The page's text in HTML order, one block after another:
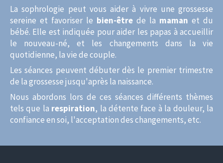
La sophrologie peut vous aider à vivre une grossesse
sereine et favoriser le bien-être de la maman et du
bébé. Elle est indiquée pour aider les papas à accueillir
le nouveau-né, et les changements dans la vie
quotidienne, la vie de couple.
Les séances peuvent débuter dès le premier trimestre
de la grossesse jusqu'après la naissance.
Nous abordons lors de ces séances différents thèmes
tels que la respiration, la détente face à la douleur, la
confiance en soi, l'acceptation des changements, etc.